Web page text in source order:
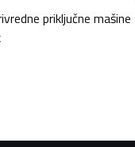
priključne mašine